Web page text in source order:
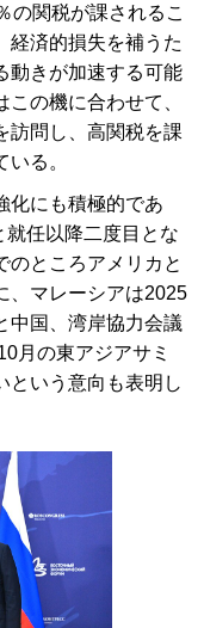
の関税が課されるこ
経済的損失を補うた
動きが加速する可能
の機に合わせて、
訪問し、高関税を課
る。
化にも積極的であ
就任以降二度目とな
のところアメリカと
、マレーシアは2025
中国、湾岸協力会議
月の東アジアサミ
という意向も表明し